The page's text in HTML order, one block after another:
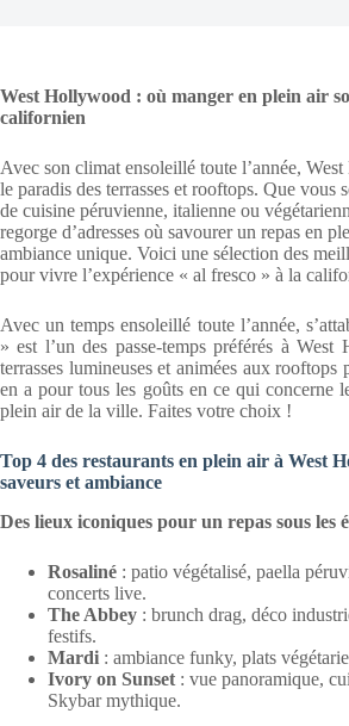
West Hollywood : où manger en plein air
californien
Avec son climat ensoleillé toute l’année,
le paradis des terrasses et rooftops. Que vous
de cuisine péruvienne, italienne ou
regorge d’adresses où savourer un repas en
ambiance unique. Voici une sélection des
pour vivre l’expérience « al fresco » à la
Avec un temps ensoleillé toute l’année,
» est l’un des passe-temps préférés à
terrasses lumineuses et animées aux rooftops
en a pour tous les goûts en ce qui concerne
plein air de la ville. Faites votre choix !
Top 4 des restaurants en plein air à West
saveurs et ambiance
Des lieux iconiques pour un repas sous les
Rosaliné : patio végétalisé, paella
concerts live.
The Abbey : brunch drag, déco
festifs.
Mardi : ambiance funky, plats
Ivory on Sunset : vue panoramique,
Skybar mythique.